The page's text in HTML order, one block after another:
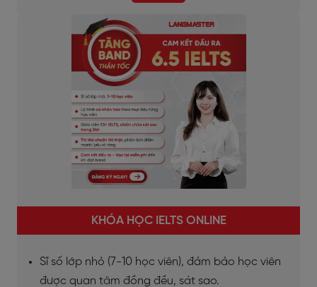
KHÓA HỌC IELTS ONLINE
Sĩ số lớp nhỏ (7-10 học viên), đảm bảo học viên
được quan tâm đồng đều, sát sao.